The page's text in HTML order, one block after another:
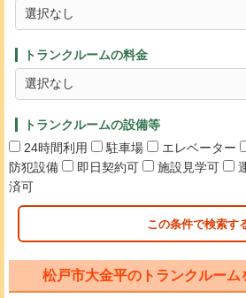
トランクルームの料金
トランクルームの設備等
24時間利用
駐車場 エレベーター
防犯設備
即日契約可 施設見学可
済可
この条件で検索す
松戸市大金平のトランクルーム